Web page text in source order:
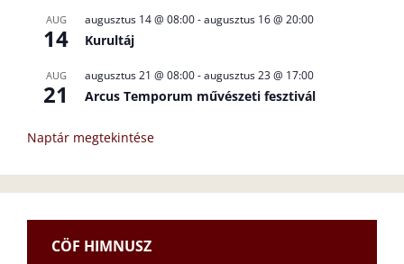
AUG
14
augusztus 14 @ 08:00-augusztus 16 @ 20:00
Kurultáj
AUG
21
augusztus 21 @ 08:00-augusztus 23 @ 17:00
Arcus Temporum művészeti fesztivál
Naptár megtekintése
CÖF HIMNUSZ